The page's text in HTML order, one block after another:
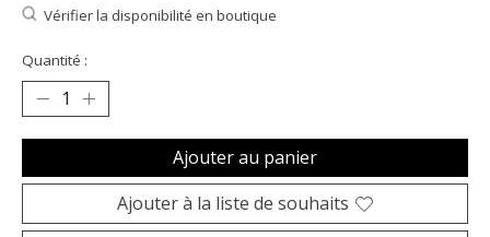
Vérifier la disponibilité en boutique
Quantité :
Ajouter au panier
Ajouter à la liste de souhaits